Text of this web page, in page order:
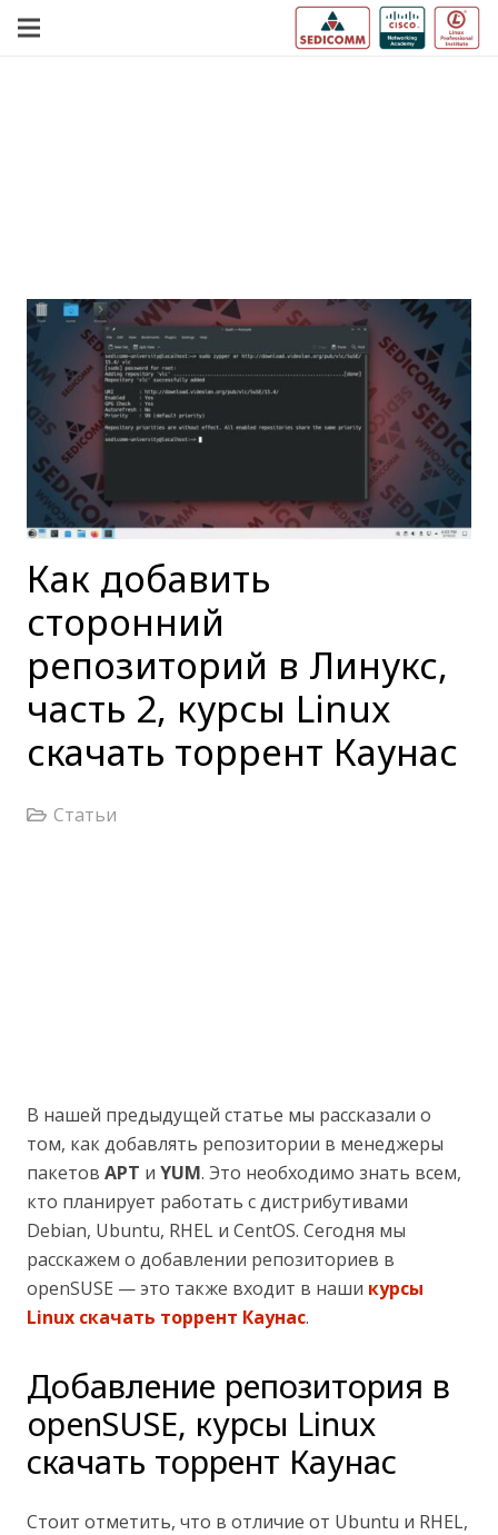
Как добавить
сторонний
репозиторий в Линукс,
часть 2, курсы Linux
скачать торрент Каунас
Статьи
В нашей предыдущей статье мы рассказали о
том, как добавлять репозитории в менеджеры
пакетов APT и YUM. Это необходимо знать всем,
кто планирует работать с дистрибутивами
Debian, Ubuntu, RHEL и CentOS. Сегодня мы
расскажем о добавлении репозиториев в
openSUSE — это также входит в наши курсы
Linux скачать торрент Каунас.
Добавление репозитория в
openSUSE, курсы Linux
скачать торрент Каунас
Стоит отметить, что в отличие от Ubuntu и RHEL,